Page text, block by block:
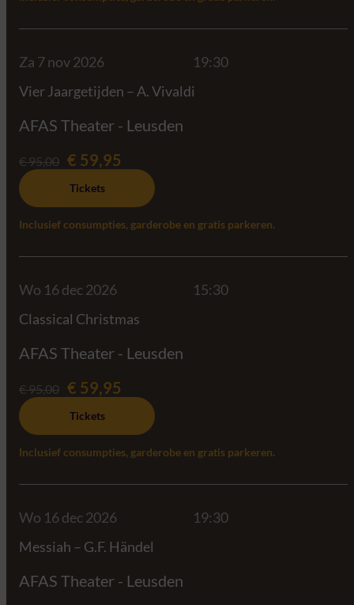
Za 7 nov 2026
19:30
Vier Jaargetijden – A. Vivaldi
AFAS Theater - Leusden
€ 95,00 € 59,95
Tickets
Inclusief consumpties, garderobe en gratis parkeren.
Wo 16 dec 2026
15:30
Classical Christmas
AFAS Theater - Leusden
€ 95,00 € 59,95
Tickets
Inclusief consumpties, garderobe en gratis parkeren.
Wo 16 dec 2026
19:30
Messiah – G.F. Händel
AFAS Theater - Leusden